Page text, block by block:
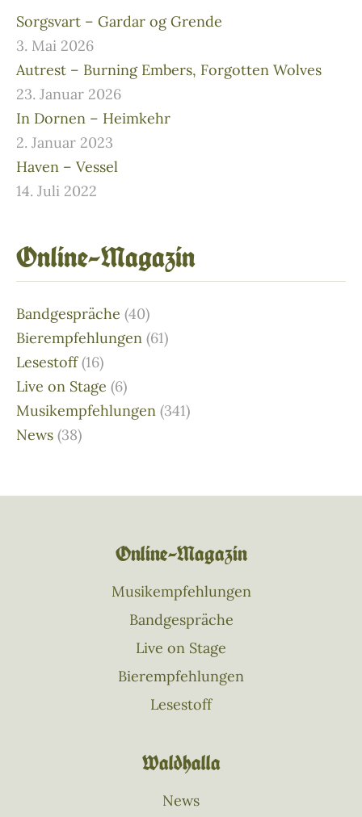
Sorgsvart – Gardar og Grende
3. Mai 2026
Autrest – Burning Embers, Forgotten Wolves
23. Januar 2026
In Dornen – Heimkehr
2. Januar 2023
Haven – Vessel
14. Juli 2022
Online–Magazin
Bandgespräche (40)
Bierempfehlungen (61)
Lesestoff(16)
Live on Stage (6)
Musikempfehlungen (341)
News (38)
Online–Magazin
Musikempfehlungen
Bandgespräche
Live on Stage
Bierempfehlungen
Lesestoff
Waldhalla
News